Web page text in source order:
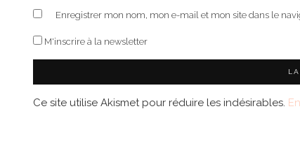
Enregistrer mon nom, mon e-mail et mon site dans le
M'inscrire à la newsletter
Ce site utilise Akismet pour réduire les indésirables.